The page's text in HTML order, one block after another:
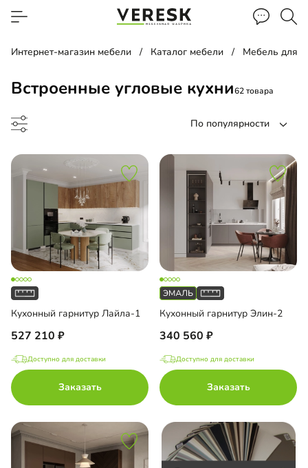
Интернет-магазин мебели Каталог мебели Мебель для
Встроенные угловые кухни62 товара
По популярности
до
глянцевой пленкой ПВХ
Кухонный гарнитур Лайла-1
527 210
Доступно для доставки
Заказать
Кухонный гарнитур Элин-2
340 560
Доступно для доставки
Заказать